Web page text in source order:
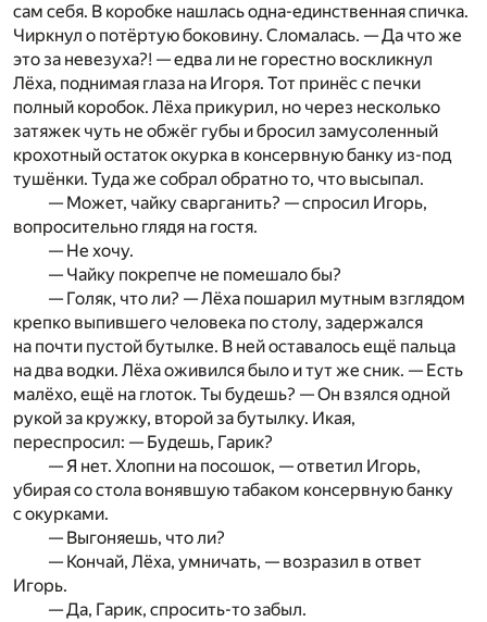
сам себя. В коробке нашлась одна-единственная спичка.
Чиркнул о потёртую боковину. Сломалась. — Да что же
это за невезуха?! — едва ли не горестно воскликнул
Лёха, поднимая глаза на Игоря. Тот принёс с печки
полный коробок. Лёха прикурил, но через несколько
затяжек чуть не обжёг губы и бросил замусоленный
крохотный остаток окурка в консервную банку из-под
тушёнки. Туда же собрал обратно то, что высыпал.
— Может, чайку сварганить? — спросил Игорь,
вопросительно глядя на гостя.
— Не хочу.
— Чайку покрепче не помешало бы?
— Голяк, что ли? — Лёха пошарил мутным взглядом
крепко выпившего человека по столу, задержался
на почти пустой бутылке. В ней оставалось ещё пальца
на два водки. Лёха оживился было и тут же сник. — Есть
малёхо, ещё на глоток. Ты будешь? — Он взялся одной
рукой за кружку, второй за бутылку. Икая,
переспросил: — Будешь, Гарик?
— Я нет. Хлопни на посошок, — ответил Игорь,
убирая со стола вонявшую табаком консервную банку
с окурками.
— Выгоняешь, что ли?
— Кончай, Лёха, умничать, — возразил в ответ
Игорь.
— Да, Гарик, спросить-то забыл.